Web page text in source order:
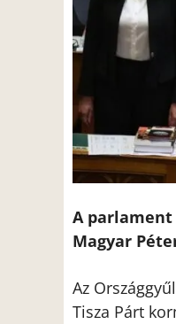
A
Magyar
Az
Tisza Párt